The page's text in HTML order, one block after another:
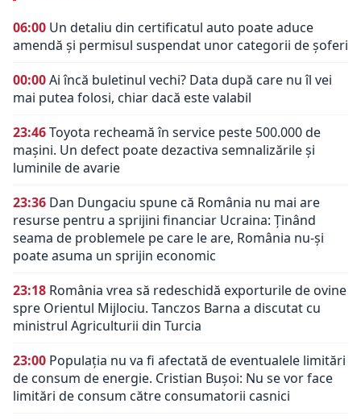
06:00 Un detaliu din certificatul auto poate aduce
amendă și permisul suspendat unor categorii de șoferi
00:00Ai încă buletinul vechi? Data după care nu îl vei
mai putea folosi, chiar dacă este valabil
23:46Toyota recheamă în service peste 500.000 de
mașini. Un defect poate dezactiva semnalizările și
luminile de avarie
23:36 Dan Dungaciu spune că România nu mai are
resurse pentru a sprijini financiar Ucraina: Ținând
seama de problemele pe care le are, România nu-și
poate asuma un sprijin economic
23:18 România vrea să redeschidă exporturile de ovine
spre Orientul Mijlociu. Tanczos Barna a discutat cu
ministrul Agriculturii din Turcia
23:00 Populația nu va fi afectată de eventualele limitări
de consum de energie. Cristian Bușoi: Nu se vor face
limitări de consum către consumatorii casnici